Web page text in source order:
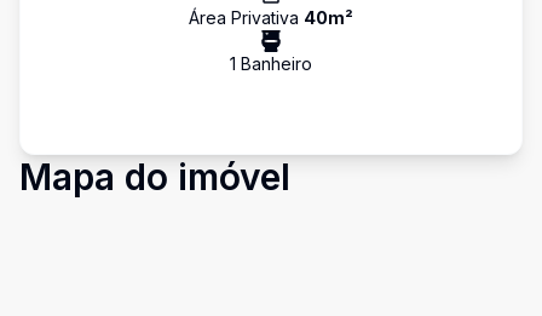
Área Privativa 40m²
1 Banheiro
Mapa do imóvel